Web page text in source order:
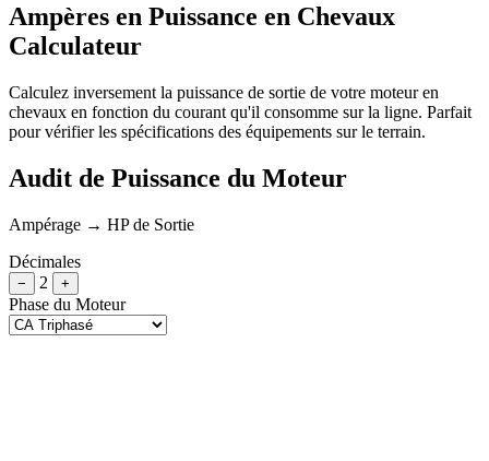
Ampères en Puissance en Chevaux
Calculateur
Calculez inversement la puissance de sortie de votre moteur en
chevaux en fonction du courant qu'il consomme sur la ligne. Parfait
pour vérifier les spécifications des équipements sur le terrain.
Audit de Puissance du Moteur
Ampérage → HP de Sortie
Décimales
− 2 +
Phase du Moteur